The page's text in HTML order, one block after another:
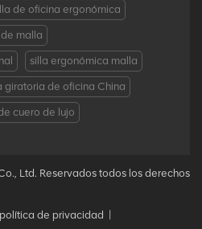
de oficina ergonómica
malla
silla ergonómica malla
giratoria de oficina China
cuero de lujo
Ltd. Reservados todos los derechos
política de privacidad